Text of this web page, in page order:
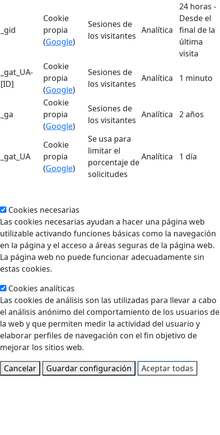
_gid
Cookie
propia
(Google)
Sesiones de
los visitantes
Analítica
24 horas -
Desde el
final de la
última
visita
_gat_UA-
[ID]
Cookie
propia
(Google)
Sesiones de
los visitantes
Analítica 1 minuto
_ga
Cookie
propia
(Google)
Sesiones de
los visitantes
Analítica 2 años
_gat_UA
Cookie
propia
(Google)
Se usa para
limitar el
porcentaje de
solicitudes
Analítica 1 día
Cookies necesarias
Las cookies necesarias ayudan a hacer una página web
utilizable activando funciones básicas como la navegación
en la página y el acceso a áreas seguras de la página web.
La página web no puede funcionar adecuadamente sin
estas cookies.
Cookies analíticas
Las cookies de análisis son las utilizadas para llevar a cabo
el análisis anónimo del comportamiento de los usuarios de
la web y que permiten medir la actividad del usuario y
elaborar perfiles de navegación con el fin objetivo de
mejorar los sitios web.
Cancelar
Guardar configuración Aceptar todas